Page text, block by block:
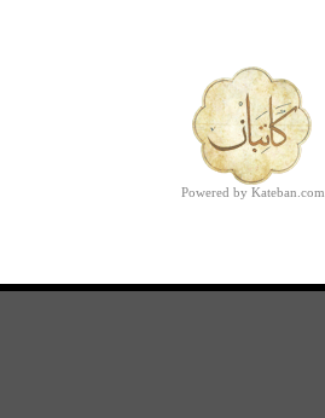
Powered by Kateban.com